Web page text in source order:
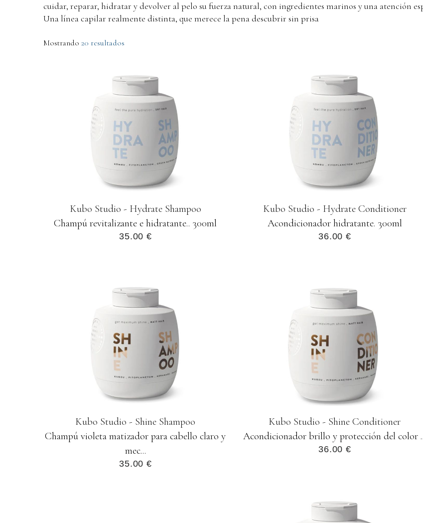
cuidar, reparar, hidratar y devolver al pelo su fuerza natural, con ingredientes marinos y una atención
Una línea capilar realmente distinta, que merece la pena descubrir sin prisa
Mostrando 20 resultados
Kubo Studio - Hydrate Shampoo
Champú revitalizante e hidratante.. 300ml
35.00 €
Kubo Studio - Hydrate Conditioner
Acondicionador hidratante. 300ml
36.00 €
Kubo Studio - Shine Shampoo
Champú violeta matizador para cabello claro y
mec...
35.00 €
Kubo Studio - Shine Conditioner
Acondicionador brillo y protección del color
36.00 €